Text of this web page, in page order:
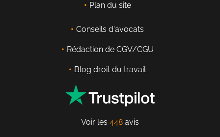
Plan du site
Conseils d'avocats
Rédaction de CGV/CGU
Blog droit du travail
Voir les 448 avis